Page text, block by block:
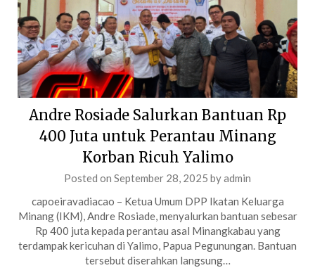
Andre Rosiade Salurkan Bantuan Rp
400 Juta untuk Perantau Minang
Korban Ricuh Yalimo
Posted on September 28, 2025 byadmin
capoeiravadiacao – Ketua Umum DPP Ikatan Keluarga
Minang (IKM), Andre Rosiade, menyalurkan bantuan sebesar
Rp 400 juta kepada perantau asal Minangkabau yang
terdampak kericuhan di Yalimo, Papua Pegunungan. Bantuan
tersebut diserahkan langsung…